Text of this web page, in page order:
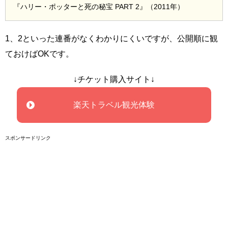
『ハリー・ポッターと死の秘宝 PART 2』（2011年）
1、2といった連番がなくわかりにくいですが、公開順に観
ておけばOKです。
↓チケット購入サイト↓
楽天トラベル観光体験
スポンサードリンク